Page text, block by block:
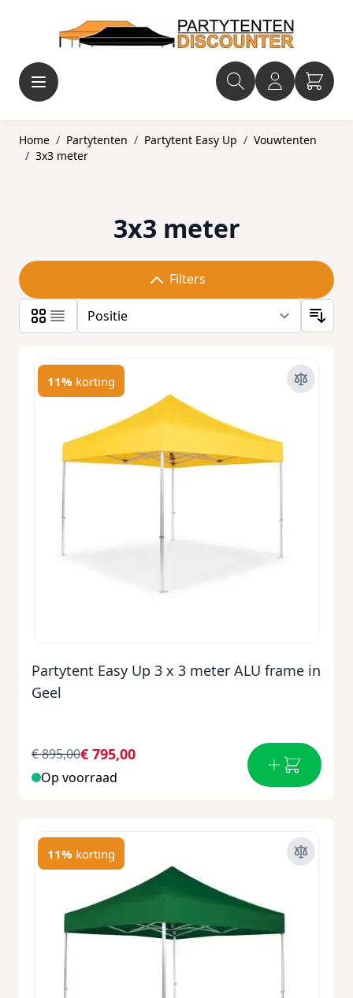
Home / Partytenten / Partytent Easy Up / Vouwtenten
/ 3x3 meter
3x3 meter
Filters
11% korting
Partytent Easy Up 3 x 3 meter ALU frame in
Geel
€ 795,00
€ 895,00
Op voorraad
11% korting